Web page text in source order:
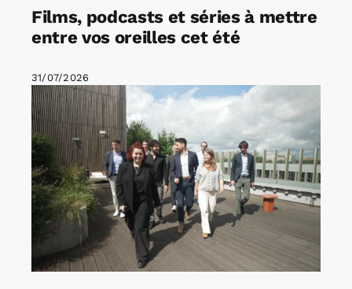
Films, podcasts et séries à mettre
entre vos oreilles cet été
31/07/2026